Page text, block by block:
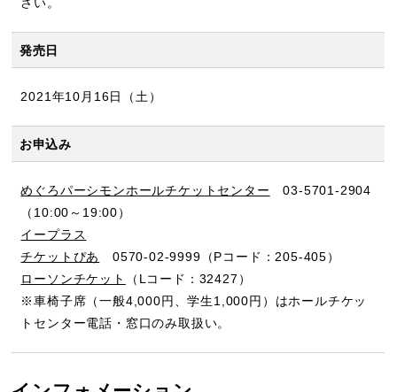
さい。
発売日
2021年10月16日（土）
お申込み
めぐろパーシモンホールチケットセンター
03-5701-2904
（10:00～19:00）
イープラス
チケットぴあ
0570-02-9999（Pコード：205-405）
ローソンチケット
（Lコード：32427）
※車椅子席（一般4,000円、学生1,000円）はホールチケッ
トセンター電話・窓口のみ取扱い。